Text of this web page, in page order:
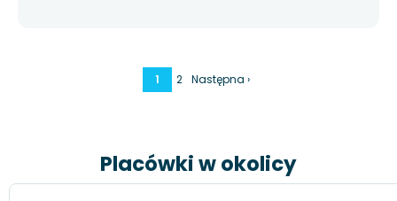
1 2 Następna ›
Placówki w okolicy